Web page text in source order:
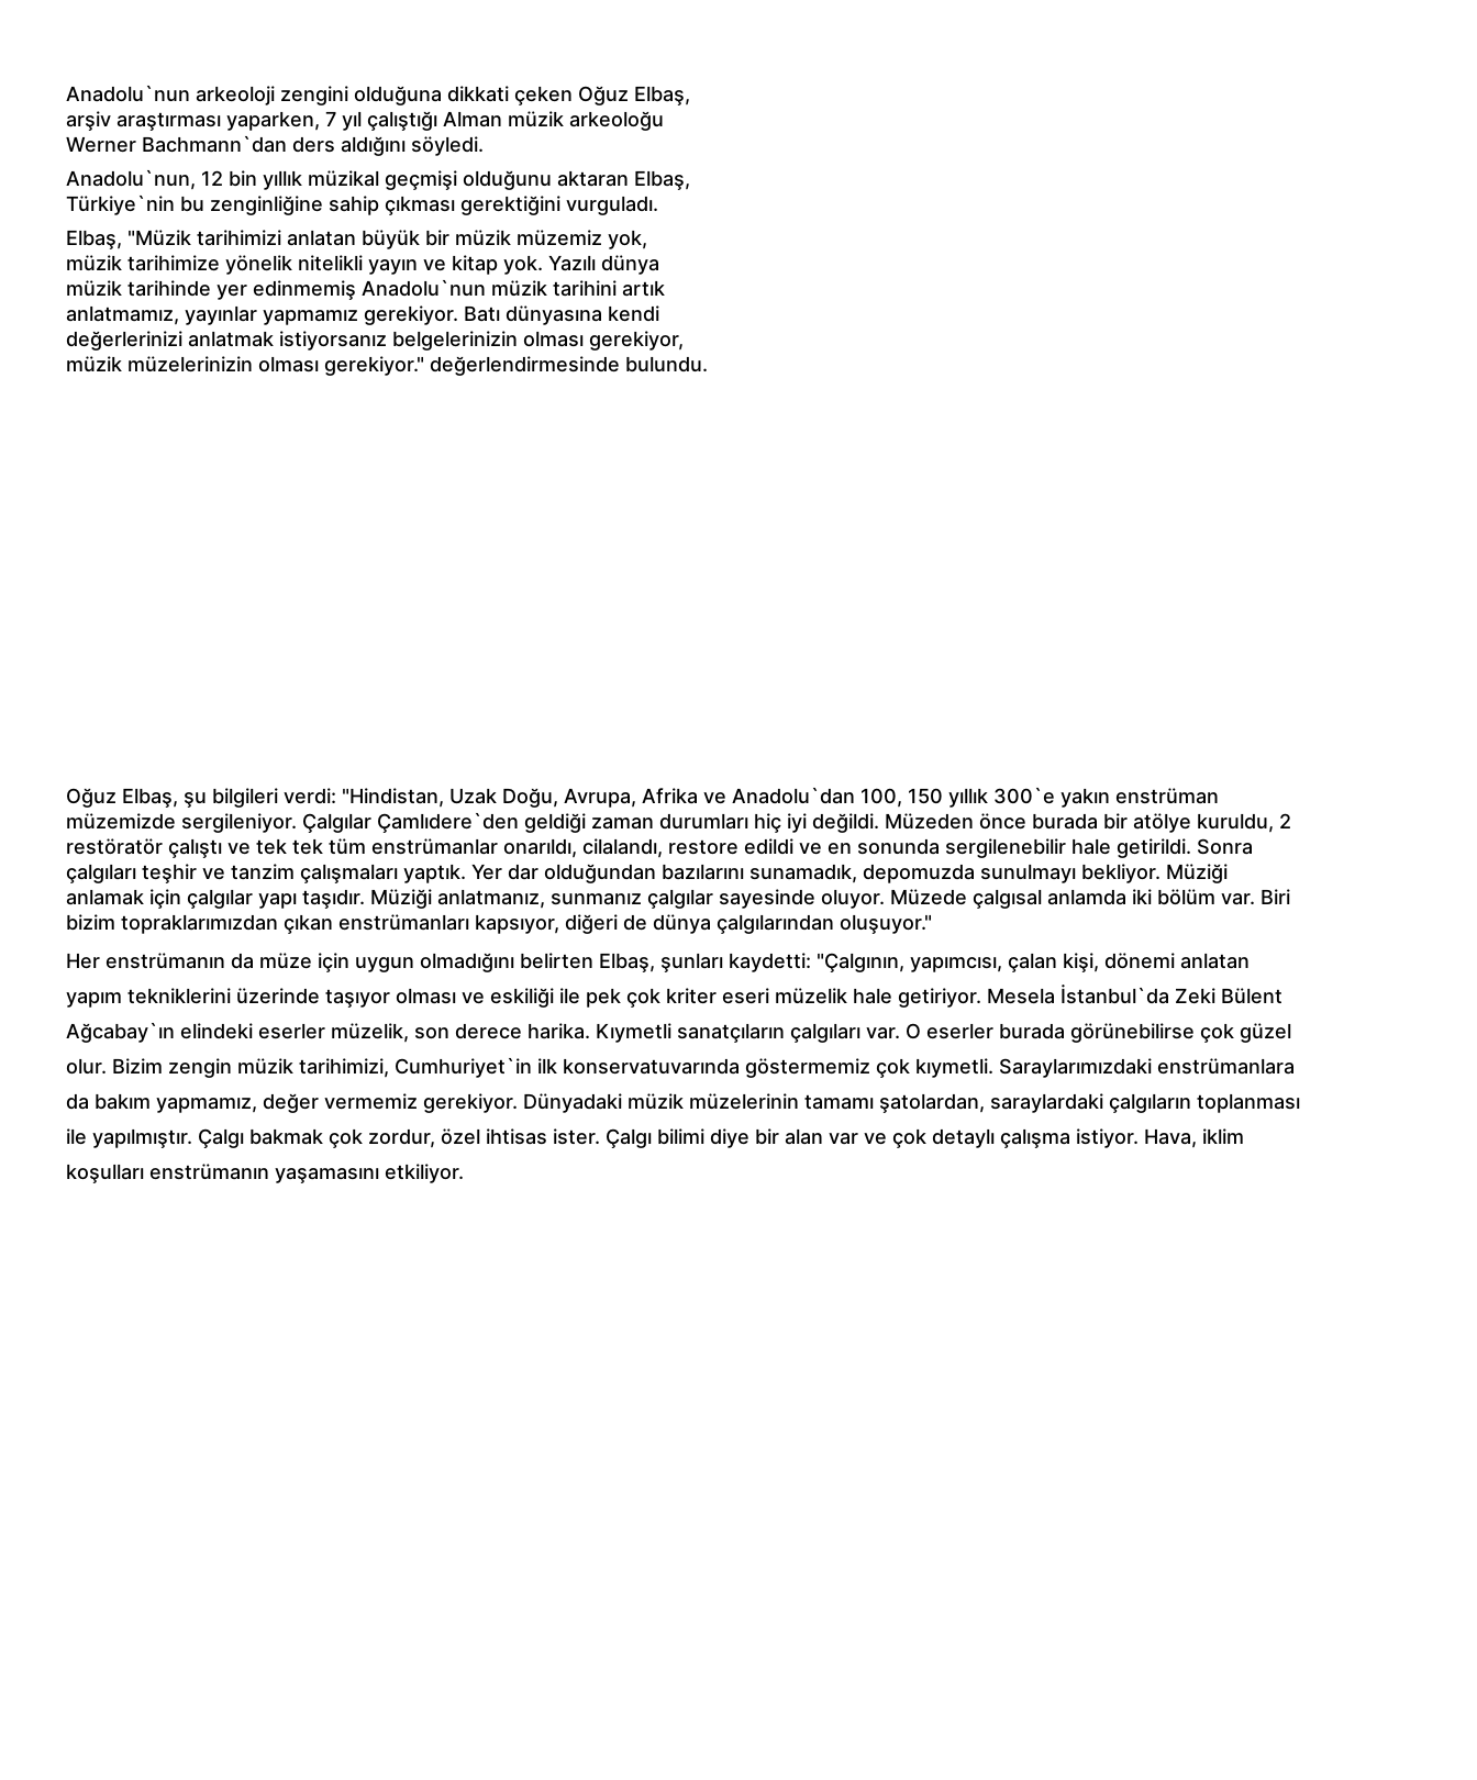
Anadolu`nun arkeoloji zengini olduğuna dikkati çeken Oğuz Elbaş,
arşiv araştırması yaparken, 7 yıl çalıştığı Alman müzik arkeoloğu
Werner Bachmann`dan ders aldığını söyledi.
Anadolu`nun, 12 bin yıllık müzikal geçmişi olduğunu aktaran Elbaş,
Türkiye`nin bu zenginliğine sahip çıkması gerektiğini vurguladı.
Elbaş, "Müzik tarihimizi anlatan büyük bir müzik müzemiz yok,
müzik tarihimize yönelik nitelikli yayın ve kitap yok. Yazılı dünya
müzik tarihinde yer edinmemiş Anadolu`nun müzik tarihini artık
anlatmamız, yayınlar yapmamız gerekiyor. Batı dünyasına kendi
değerlerinizi anlatmak istiyorsanız belgelerinizin olması gerekiyor,
müzik müzelerinizin olması gerekiyor." değerlendirmesinde bulundu.
Oğuz Elbaş, şu bilgileri verdi: "Hindistan, Uzak Doğu, Avrupa, Afrika ve Anadolu`dan 100, 150 yıllık 300`e yakın enstrüman
müzemizde sergileniyor. Çalgılar Çamlıdere`den geldiği zaman durumları hiç iyi değildi. Müzeden önce burada bir atölye kuruldu, 2
restöratör çalıştı ve tek tek tüm enstrümanlar onarıldı, cilalandı, restore edildi ve en sonunda sergilenebilir hale getirildi. Sonra
çalgıları teşhir ve tanzim çalışmaları yaptık. Yer dar olduğundan bazılarını sunamadık, depomuzda sunulmayı bekliyor. Müziği
anlamak için çalgılar yapı taşıdır. Müziği anlatmanız, sunmanız çalgılar sayesinde oluyor. Müzede çalgısal anlamda iki bölüm var. Biri
bizim topraklarımızdan çıkan enstrümanları kapsıyor, diğeri de dünya çalgılarından oluşuyor."
Her enstrümanın da müze için uygun olmadığını belirten Elbaş, şunları kaydetti: "Çalgının, yapımcısı, çalan kişi, dönemi anlatan
yapım tekniklerini üzerinde taşıyor olması ve eskiliği ile pek çok kriter eseri müzelik hale getiriyor. Mesela İstanbul`da Zeki Bülent
Ağcabay`ın elindeki eserler müzelik, son derece harika. Kıymetli sanatçıların çalgıları var. O eserler burada görünebilirse çok güzel
olur. Bizim zengin müzik tarihimizi, Cumhuriyet`in ilk konservatuvarında göstermemiz çok kıymetli. Saraylarımızdaki enstrümanlara
da bakım yapmamız, değer vermemiz gerekiyor. Dünyadaki müzik müzelerinin tamamı şatolardan, saraylardaki çalgıların toplanması
ile yapılmıştır. Çalgı bakmak çok zordur, özel ihtisas ister. Çalgı bilimi diye bir alan var ve çok detaylı çalışma istiyor. Hava, iklim
koşulları enstrümanın yaşamasını etkiliyor.